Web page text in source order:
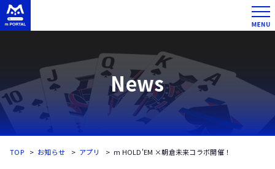
News
TOP お知らせ アプリ m HOLD'EM ×朝倉未来コラボ開催！